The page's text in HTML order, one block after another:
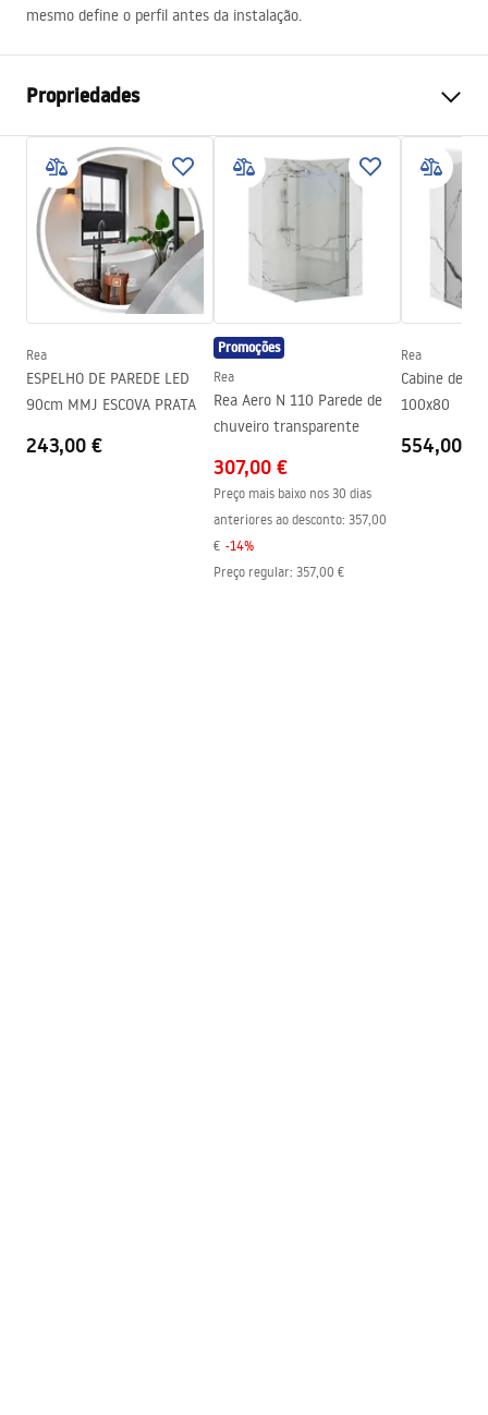
mesmo define o perfil antes da instalação.
Propriedades
Como abrir a porta
Tamanho da porta
100
Direção da porta
Universal
Espessura do vidro
6 milímetros
A altura da porta do chuveiro
190cm
Material do perfil
Alumínio
Material de manuseamento
Latão
Revestimento Fácil e Limpo
Sim, em ambos os lados do
vidro
Perfis de acabamento
Cromo
1000-1020
Sim
Pode ser instalado sem uma
Sim
Rea
ESPELHO DE PAREDE LED
90cm MMJ ESCOVA PRATA
243,00 €
Promoções
Rea
Rea Aero N 110 Parede de
chuveiro transparente
307,00 €
Preço mais baixo nos 30 dias
anteriores ao desconto: 357,00
€ -14%
Preço regular: 357,00 €
Rea
Cabine de
100x80
554,00 €